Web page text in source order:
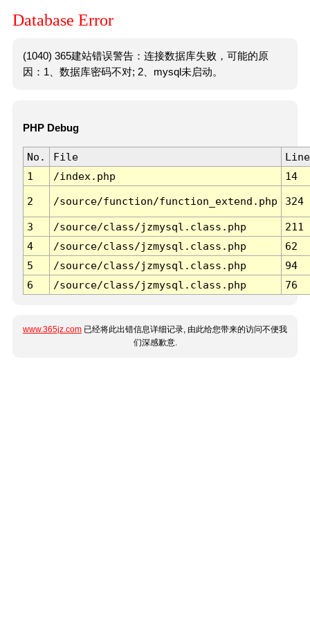
Database Error
(1040) 365建站错误警告：连接数据库失败，可能的原
因：1、数据库密码不对; 2、mysql未启动。
PHP Debug
No. File
Line
1
/index.php 14
2 /source/function/function_extend.php 324
3 /source/class/jzmysql.class.php
211
4
/source/class/jzmysql.class.php
62
5
/source/class/jzmysql.class.php
94
6
/source/class/jzmysql.class.php 76
www.365jz.com 已经将此出错信息详细记录, 由此给您带来的访问不便我
们深感歉意.